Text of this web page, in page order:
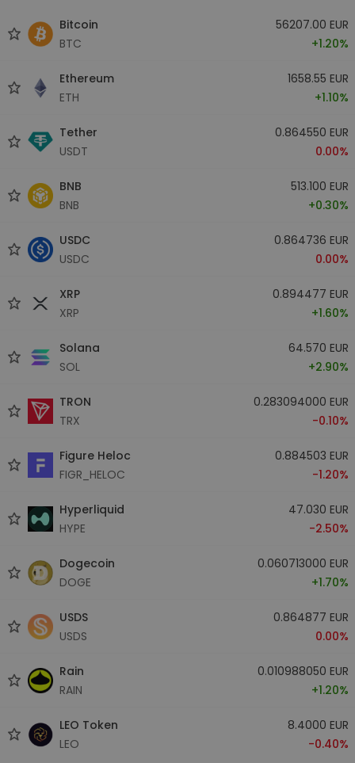
Bitcoin
BTC
56207.00 EUR
+1.20%
Ethereum
ETH
1658.55 EUR
+1.10%
Tether
USDT
0.864550 EUR
0.00%
BNB
BNB
513.100 EUR
+0.30%
USDC
USDC
0.864736 EUR
0.00%
XRP
XRP
0.894477 EUR
+1.60%
Solana
SOL
64.570 EUR
+2.90%
TRON
TRX
0.283094000 EUR
-0.10%
Figure Heloc
FIGR_HELOC
0.884503 EUR
-1.20%
Hyperliquid
HYPE
47.030 EUR
-2.50%
Dogecoin
DOGE
0.060713000 EUR
+1.70%
USDS
USDS
0.864877 EUR
0.00%
Rain
RAIN
0.010988050 EUR
+1.20%
LEO Token
LEO
8.4000 EUR
-0.40%